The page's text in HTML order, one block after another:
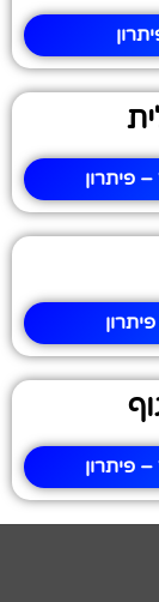
פיתרון
פיתרון